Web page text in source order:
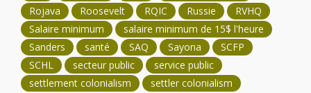
Rojava
Roosevelt RQIC Russie
RVHQ
Salaire minimum
salaire minimum de 15$ l'heure
Sanders
santé SAQ Sayona
SCFP
SCHL
secteur public
service public
settlement colonialism
settler colonialism